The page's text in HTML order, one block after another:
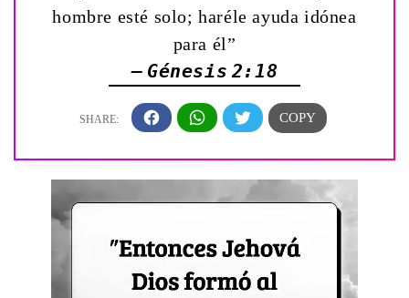
hombre esté solo; haréle ayuda idónea
para él”
— Génesis 2:18